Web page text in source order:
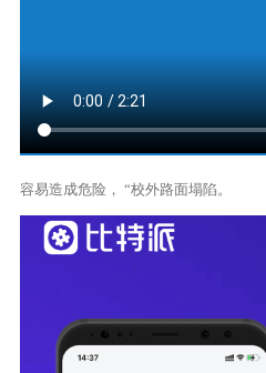
容易造成危险， “校外路面塌陷。